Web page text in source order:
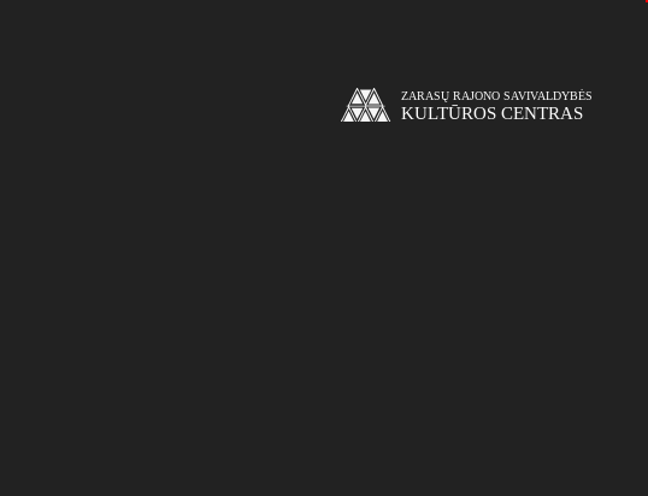
ZARASŲ RAJONO SAVIVALDYBĖS
KULTŪROS CENTRAS